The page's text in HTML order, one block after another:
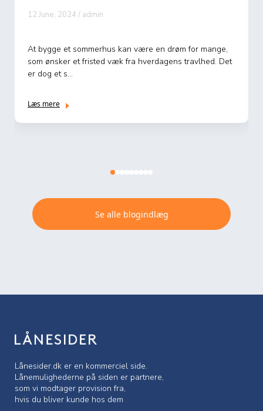
7 June, 2024 / admin
Når du overvejer at renovere dit hjem, er det vigtigt at
have en forståelse af, hvilken økonomisk investering
der er ...
Læs mere
Se alle blogindlæg
Lånesider.dk er en kommerciel side.
Lånemulighederne på siden er partnere,
som vi modtager provision fra,
hvis du bliver kunde hos dem